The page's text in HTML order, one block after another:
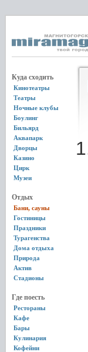
Куда сходить
Кинотеатры
Театры
Ночные клубы
Боулинг
Бильярд
Аквапарк
Дворцы
Казино
Цирк
Музеи
Отдых
Бани, сауны
Гостиницы
Праздники
Турагенства
Дома отдыха
Природа
Актив
Стадионы
Где поесть
Рестораны
Кафе
Бары
Кулинария
Кофейни